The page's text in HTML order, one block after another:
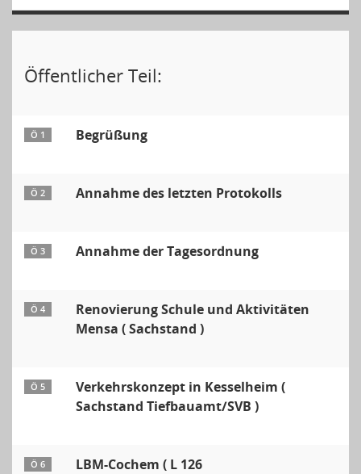
Öffentlicher Teil:
Ö 1 Begrüßung
Ö 2 Annahme des letzten Protokolls
Ö 3 Annahme der Tagesordnung
Ö 4
Renovierung Schule und Aktivitäten
Mensa ( Sachstand )
Ö 5
Verkehrskonzept in Kesselheim (
Sachstand Tiefbauamt/SVB )
Ö 6
LBM-Cochem ( L 126